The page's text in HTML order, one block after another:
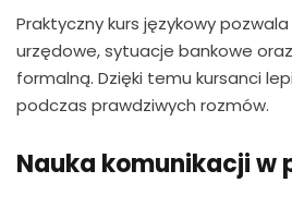
Praktyczny kurs językowy
urzędowe, sytuacje bankowe
formalną. Dzięki temu kursanci
podczas prawdziwych rozmów.
Nauka komunikacji w